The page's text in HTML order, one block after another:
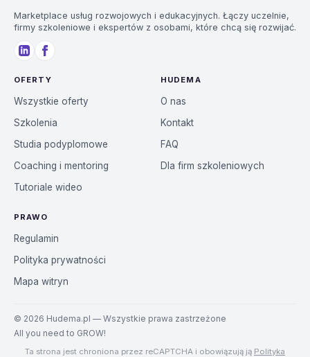
Marketplace usług rozwojowych i edukacyjnych. Łączy uczelnie,
firmy szkoleniowe i ekspertów z osobami, które chcą się rozwijać.
OFERTY
Wszystkie oferty
Szkolenia
Studia podyplomowe
Coaching i mentoring
Tutoriale wideo
HUDEMA
O nas
Kontakt
FAQ
Dla firm szkoleniowych
PRAWO
Regulamin
Polityka prywatności
Mapa witryn
© 2026 Hudema.pl — Wszystkie prawa zastrzeżone
All you need to GROW!
Ta strona jest chroniona przez reCAPTCHA i obowiązują ją Polityka